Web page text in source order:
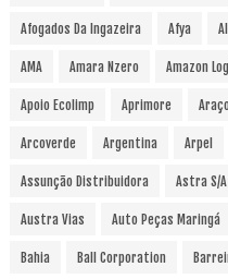
Afogados Da Ingazeira Afya
AMA Amara Nzero Amazon
Apoio Ecolimp Aprimore
Arcoverde Argentina Arpel
Assunção Distribuidora Astra S/
Austra Vias Auto Peças Maringá
Bahia Ball Corporation